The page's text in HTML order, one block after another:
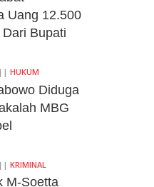
Uang 12.500
Bupati
HUKUM
Diduga
MBG
KRIMINAL
M-Soetta